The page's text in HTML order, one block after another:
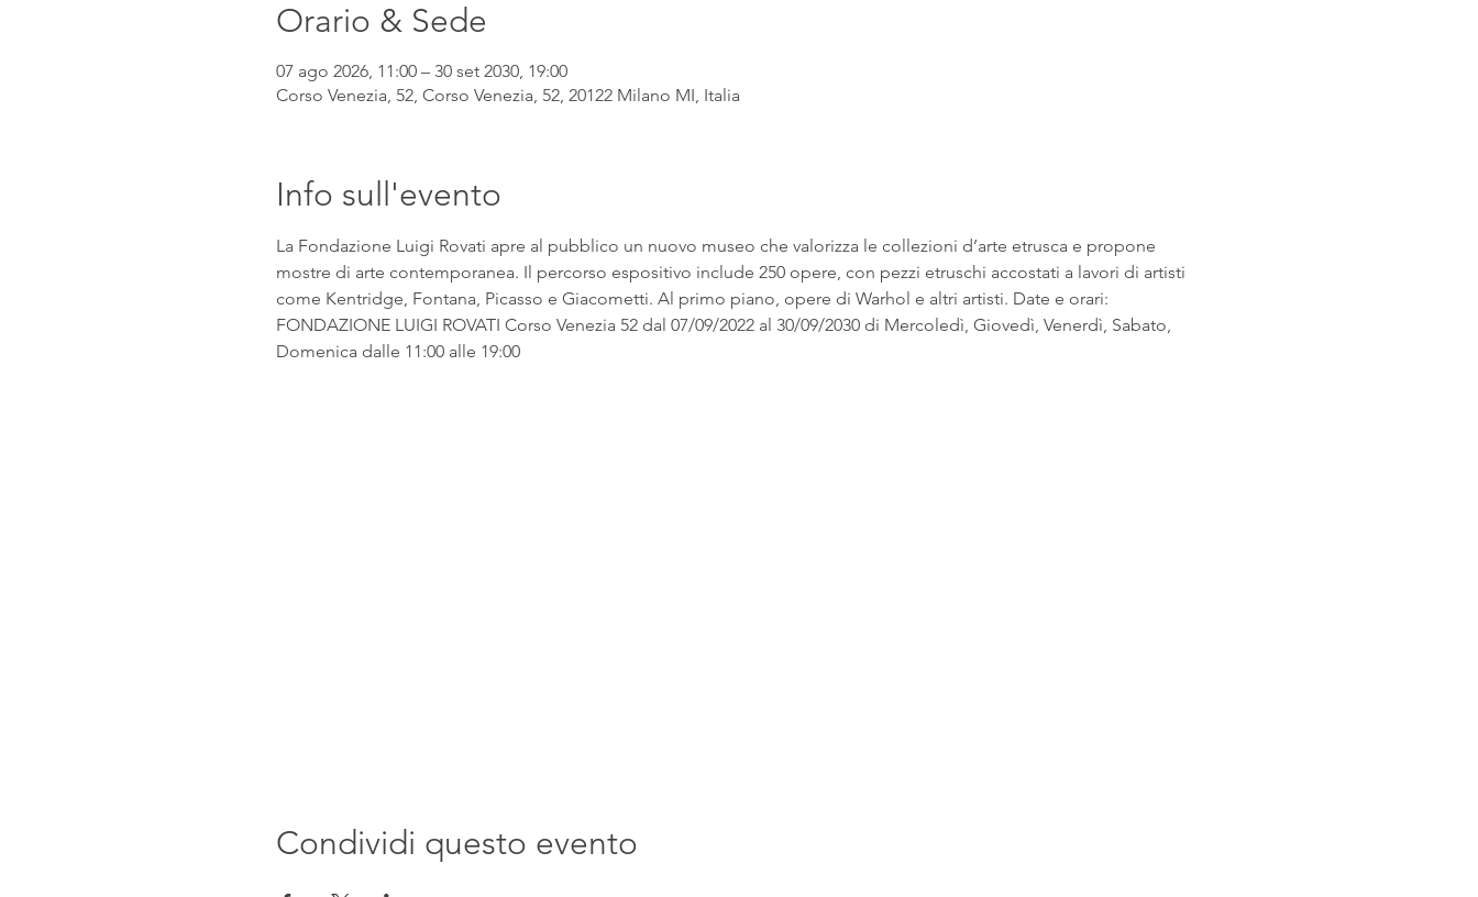
Orario & Sede
07 ago 2026, 11:00 – 30 set 2030, 19:00
Corso Venezia, 52, Corso Venezia, 52, 20122 Milano MI, Italia
Info sull'evento
La Fondazione Luigi Rovati apre al pubblico un nuovo museo che valorizza le collezioni d’arte etrusca e propone
mostre di arte contemporanea. Il percorso espositivo include 250 opere, con pezzi etruschi accostati a lavori di artisti
come Kentridge, Fontana, Picasso e Giacometti. Al primo piano, opere di Warhol e altri artisti. Date e orari:
FONDAZIONE LUIGI ROVATI Corso Venezia 52 dal 07/09/2022 al 30/09/2030 di Mercoledì, Giovedì, Venerdì, Sabato,
Domenica dalle 11:00 alle 19:00
Condividi questo evento